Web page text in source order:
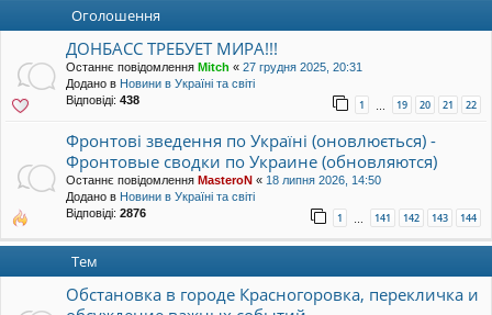
Оголошення
ДОНБАСС ТРЕБУЕТ МИРА!!!
Останнє повідомлення Mitch « 27 грудня 2025, 20:31
Додано в Новини в Україні та світі
Відповіді: 438 1 … 19 20 21 22
Фронтові зведення по Україні (оновлюється) -
Фронтовые сводки по Украине (обновляются)
Останнє повідомлення MasteroN « 18 липня 2026, 14:50
Додано в Новини в Україні та світі
Відповіді: 2876 1 … 141 142 143 144
Тем
Обстановка в городе Красногоровка, перекличка и